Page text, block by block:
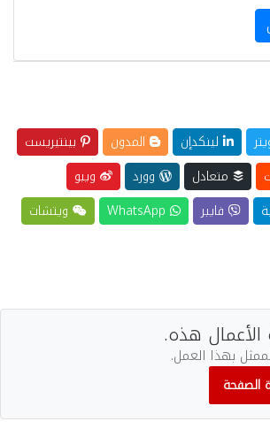
لينكدإن المدون
بينتيريست
متعادل وورد
ويبو
فايبر
ويتشات
هذه.
بهذا العمل.
الصفحة